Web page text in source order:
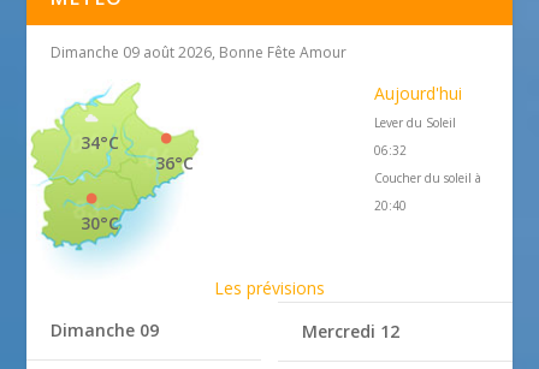
Dimanche 09 août 2026, Bonne Fête Amour
36°C
34°C
30°C
Aujourd'hui
Lever du Soleil
06:32
Coucher du soleil à
20:40
Les prévisions
Dimanche 09
Mercredi 12